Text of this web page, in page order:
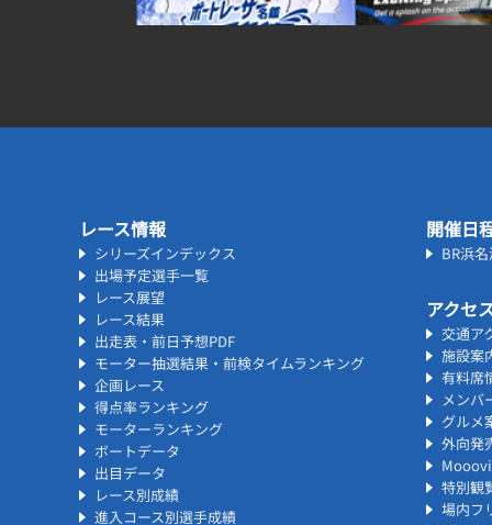
レース情報
シリーズインデックス
出場予定選手一覧
レース展望
レース結果
出走表・前日予想PDF
モーター抽選結果・前検タイムランキング
企画レース
得点率ランキング
モーターランキング
ボートデータ
出目データ
レース別成績
進入コース別選手成績
開催日
BR浜
アクセ
交通ア
施設案
有料席
メンバ
グルメ
外向発
特別観
場内フ